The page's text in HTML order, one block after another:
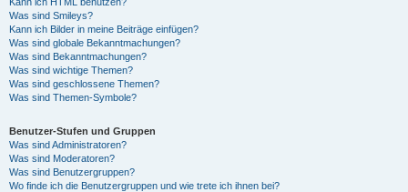
Was sind Smileys?
Kann ich Bilder in meine Beiträge einfügen?
Was sind globale Bekanntmachungen?
Was sind Bekanntmachungen?
Was sind wichtige Themen?
Was sind geschlossene Themen?
Was sind Themen-Symbole?
Benutzer-Stufen und Gruppen
Was sind Administratoren?
Was sind Moderatoren?
Was sind Benutzergruppen?
Wo finde ich die Benutzergruppen und wie trete ich ihnen bei?